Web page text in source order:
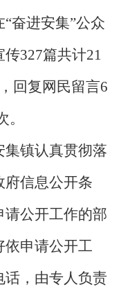
奋进安集”公众
传327篇共计21
， 回复网民留言6
。
集镇认真贯彻落
府信息公开条
公开工作的部
依申请公开工
话，由专人负责